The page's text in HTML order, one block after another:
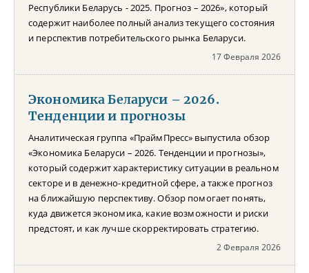
Республики Беларусь - 2025. Прогноз – 2026», который
содержит наиболее полный анализ текущего состояния
и перспектив потребительского рынка Беларуси.
17 Февраля 2026
Экономика Беларуси – 2026.
Тенденции и прогнозы
Аналитическая группа «ПраймПресс» выпустила обзор
«Экономика Беларуси – 2026. Тенденции и прогнозы»,
который содержит характеристику ситуации в реальном
секторе и в денежно-кредитной сфере, а также прогноз
на ближайшую перспективу. Обзор помогает понять,
куда движется экономика, какие возможности и риски
предстоят, и как лучше скорректировать стратегию.
2 Февраля 2026